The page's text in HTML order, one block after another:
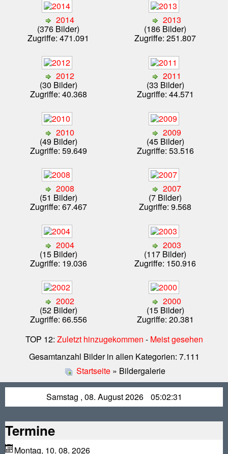
2014
(376 Bilder)
Zugriffe: 471.091
2013
(186 Bilder)
Zugriffe: 251.807
2012
(30 Bilder)
Zugriffe: 40.368
2011
(33 Bilder)
Zugriffe: 44.571
2010
(49 Bilder)
Zugriffe: 59.649
2009
(45 Bilder)
Zugriffe: 53.516
2008
(51 Bilder)
Zugriffe: 67.467
2007
(7 Bilder)
Zugriffe: 9.568
2004
(15 Bilder)
Zugriffe: 19.036
2003
(117 Bilder)
Zugriffe: 150.916
2002
(52 Bilder)
Zugriffe: 66.556
2000
(15 Bilder)
Zugriffe: 20.381
TOP 12: Zuletzt hinzugekommen - Meist gesehen
Gesamtanzahl Bilder in allen Kategorien: 7.111
Startseite» Bildergalerie
Samstag , 08. August 2026 05:02:31
Termine
Montag, 10. 08. 2026